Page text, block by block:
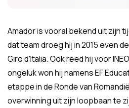
Amador is vooral bekend uit zijn
dat team droeg hij in 2015 even
Giro d'Italia. Ook reed hij voor
ongeluk won hij namens EF
etappe in de Ronde van
overwinning uit zijn loopbaan te